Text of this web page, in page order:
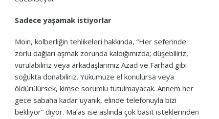
Sadece yaşamak istiyorlar
Moin, kolberliğin tehlikeleri hakkında, “Her seferinde
zorlu dağları aşmak zorunda kaldığımızda; düşebiliriz,
vurulabiliriz veya arkadaşlarımız Azad ve Farhad gibi
soğukta donabiliriz. Yükümüze el konulursa veya
öldürülürsek, kimse sorumlu tutulmayacak. Annem her
gece sabaha kadar uyanık, elinde telefonuyla bizi
bekliyor” diyor. Ma’as ise aslında çok basit isteklerinden